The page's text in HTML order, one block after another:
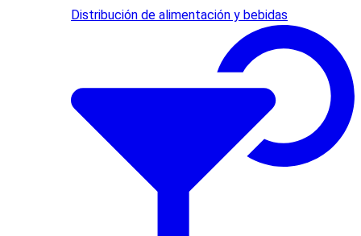
Distribución de alimentación y bebidas